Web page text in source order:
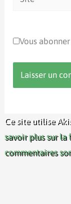
Vous
Ce site utilise
savoir plus sur la
commentaires